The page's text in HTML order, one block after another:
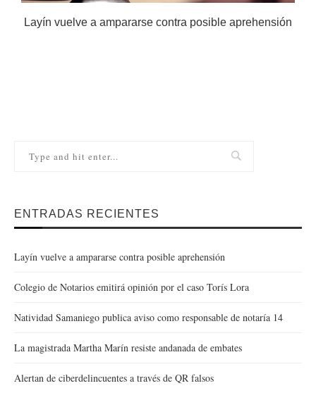
Layín vuelve a ampararse contra posible aprehensión
ENTRADAS RECIENTES
Layín vuelve a ampararse contra posible aprehensión
Colegio de Notarios emitirá opinión por el caso Torís Lora
Natividad Samaniego publica aviso como responsable de notaría 14
La magistrada Martha Marín resiste andanada de embates
Alertan de ciberdelincuentes a través de QR falsos